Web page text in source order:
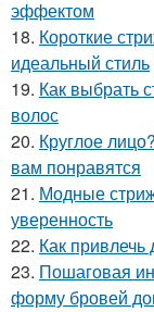
эффектом
18. Короткие
идеальный стиль
19. Как выбрать
волос
20. Круглое
вам понравятся
21. Модные
уверенность
22. Как привлечь
23. Пошаговая
форму бровей